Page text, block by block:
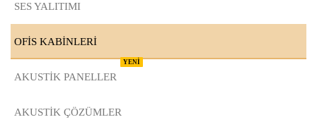
SES YALITIMI
OFİS KABİNLERİ
AKUSTİK PANELLER
YENİ
AKUSTIK ÇÖZÜMLER